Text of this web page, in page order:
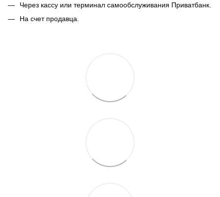
Через кассу или терминал самообслуживания Приватбанк.
На счет продавца.